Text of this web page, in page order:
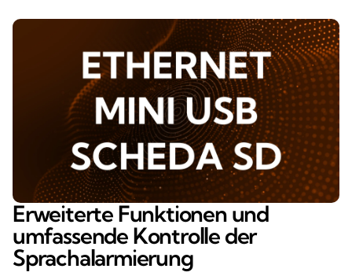
Erweiterte Funktionen und
umfassende Kontrolle der
Sprachalarmierung